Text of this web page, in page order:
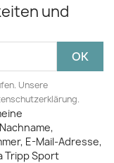
und
Unsere
E-Mail-Adresse,
Tripp Sport